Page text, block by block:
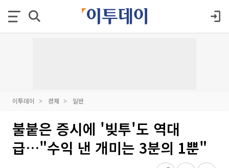
이투데이 경제 일반
불붙은 증시에 '빚투'도 역대
급…"수익 낸 개미는 3분의 1뿐"